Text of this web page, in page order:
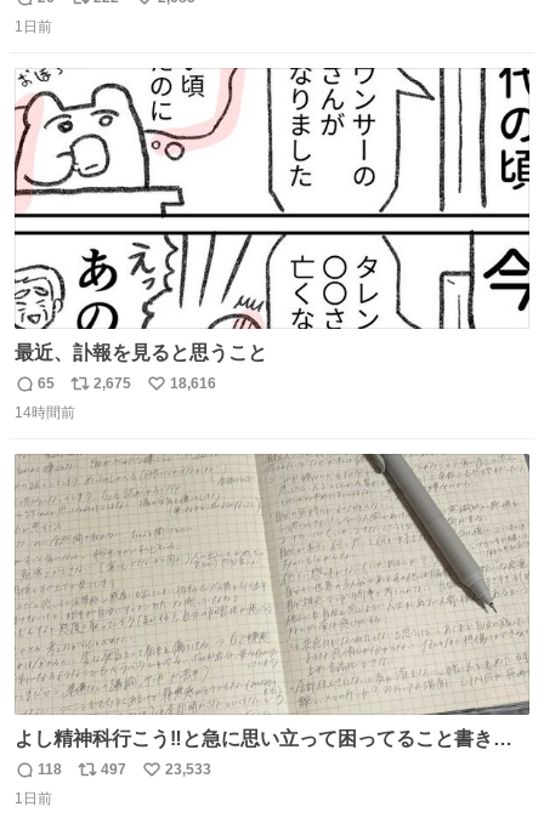
返
信
リ
数
い
1日前
最近、訃報を見ると思うこと
返
信
65
リ
ポ
ト
数
2,675
い
数
18,616
14時間前
よし精神科行こう‼️と急に思い立って困ってること書き出
してたらペン止まらなくなってすごい勢いで埋まってワロ
タ
返
信
118
リ
497
い
23,533
1日前